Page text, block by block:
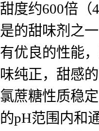
甜度约600倍（
是的甜味剂之一
有优良的性能
味纯正，甜感
氯蔗糖性质稳
的pH范围内和